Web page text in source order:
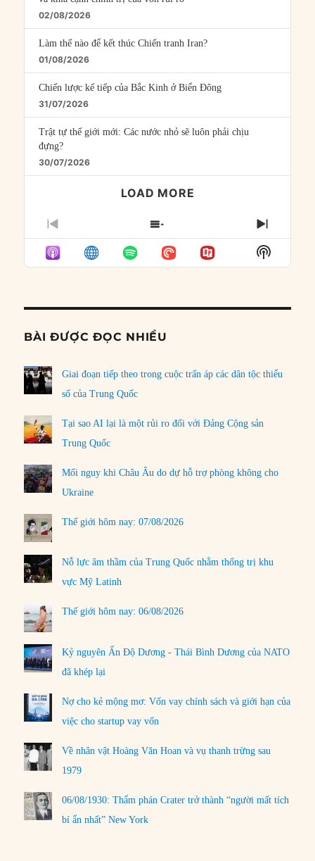
02/08/2026
Làm thế nào để kết thúc Chiến tranh Iran?
01/08/2026
Chiến lược kế tiếp của Bắc Kinh ở Biển Đông
31/07/2026
Trật tự thế giới mới: Các nước nhỏ sẽ luôn phải chịu
đựng?
30/07/2026
LOAD MORE
PREVIOUS
EPISODE
SHOW
EPISODES
LIST
NEXT
Show
Podcast
BÀI ĐƯỢC ĐỌC NHIỀU
Giai đoạn tiếp theo trong cuộc trấn áp các dân tộc thiểu
số của Trung Quốc
Tại sao AI lại là một rủi ro đối với Đảng Cộng sản
Trung Quốc
Mối nguy khi Châu Âu do dự hỗ trợ phòng không cho
Ukraine
Thế giới hôm nay: 07/08/2026
Nỗ lực âm thầm của Trung Quốc nhằm thống trị khu
vực Mỹ Latinh
Thế giới hôm nay: 06/08/2026
Kỷ nguyên Ấn Độ Dương - Thái Bình Dương của NATO
đã khép lại
Nợ cho kẻ mộng mơ: Vốn vay chính sách và giới hạn của
việc cho startup vay vốn
Về nhân vật Hoàng Văn Hoan và vụ thanh trừng sau
1979
06/08/1930: Thẩm phán Crater trở thành “người mất tích
bí ẩn nhất” New York